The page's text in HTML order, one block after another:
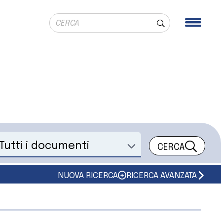
Ricerca globale
Cerca
un documento CERCA
NUOVA RICERCA RICERCA AVANZATA